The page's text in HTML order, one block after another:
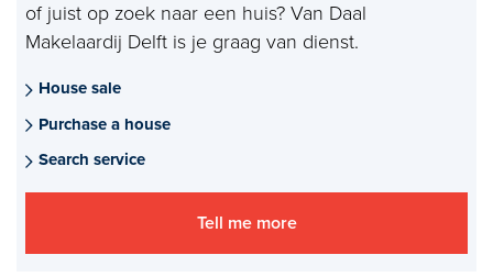
Rental
Mortgages
project advise
About us
of juist op zoek naar een huis? Van Daal
Makelaardij Delft is je graag van dienst.
House sale
Purchase a house
Search service
Tell me more